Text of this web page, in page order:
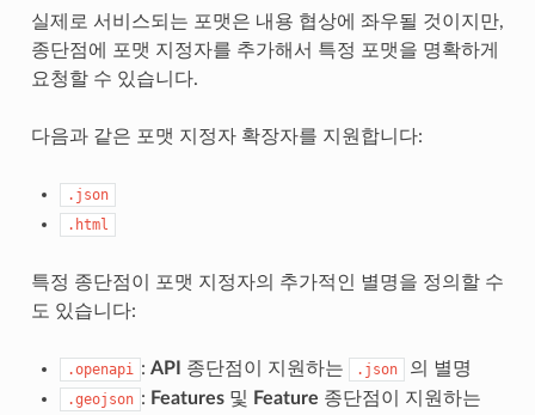
실제로 서비스되는 포맷은 내용 협상에 좌우될 것이지만,
종단점에 포맷 지정자를 추가해서 특정 포맷을 명확하게
요청할 수 있습니다.
다음과 같은 포맷 지정자 확장자를 지원합니다:
.json
.html
특정 종단점이 포맷 지정자의 추가적인 별명을 정의할 수
도 있습니다:
.openapi : API 종단점이 지원하는 .json 의 별명
.geojson : Features및 Feature 종단점이 지원하는